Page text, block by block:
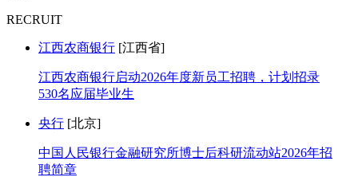
RECRUIT
江西农商银行 [江西省]
江西农商银行启动2026年度新员工招聘，计划招录
530名应届毕业生
央行 [北京]
中国人民银行金融研究所博士后科研流动站2026年招
聘简章